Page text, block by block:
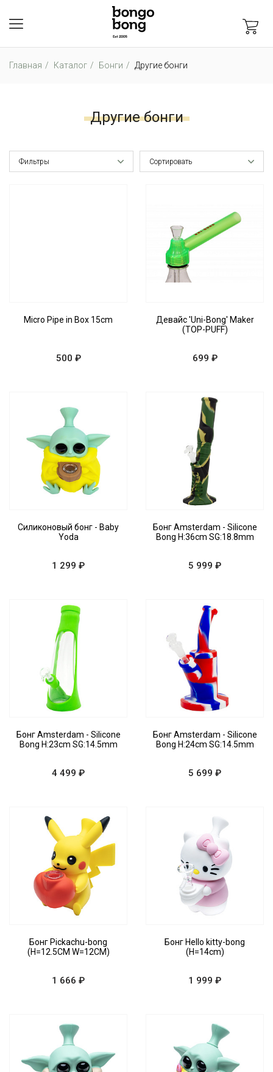
Главная Каталог Бонги Другие бонги
Другие бонги
Фильтры Сортировать
Micro Pipe in Box 15cm
500 ₽
Девайс 'Uni-Bong' Maker
(TOP-PUFF)
699 ₽
Силиконовый бонг - Baby
Yoda
1 299 ₽
Бонг Amsterdam - Silicone
Bong H:36cm SG:18.8mm
5 999 ₽
Бонг Amsterdam - Silicone
Bong H:23cm SG:14.5mm
4 499 ₽
Бонг Amsterdam - Silicone
Bong H:24cm SG:14.5mm
5 699 ₽
Бонг Pickachu-bong
(H=12.5CM W=12CM)
1 666 ₽
Бонг Hello kitty-bong
(H=14cm)
1 999 ₽